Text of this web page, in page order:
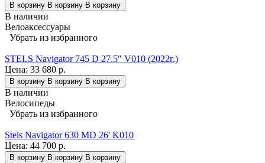
В корзину В корзину В корзину
В наличии
Велоаксессуары
Убрать из избранного
STELS Navigator 745 D 27.5" V010 (2022г.)
Цена: 33 680 р.
В корзину В корзину В корзину
В наличии
Велосипеды
Убрать из избранного
Stels Navigator 630 MD 26' K010
Цена: 44 700 р.
В корзину В корзину В корзину